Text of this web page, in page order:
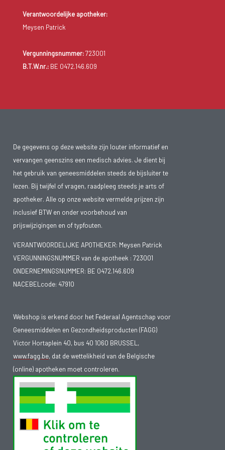
Verantwoordelijke apotheker:
Meysen Patrick
Vergunningsnummer:723001
B.T.W.nr.:BE 0472.146.609
De gegevens op deze website zijn louter informatief en
vervangen geenszins een medisch advies. Je dient bij
het gebruik van geneesmiddelen steeds de bijsluiter te
lezen. Bij twijfel of vragen, raadpleeg steeds je arts of
apotheker. Alle op onze website vermelde prijzen zijn
inclusief BTW en onder voorbehoud van
prijswijzigingen en of typfouten.
VERANTWOORDELIJKE APOTHEKER: Meysen Patrick
VERGUNNINGSNUMMER van de apotheek : 723001
ONDERNEMINGSNUMMER: BE 0472.146.609
NACEBELcode: 47910
Webshop is erkend door het Federaal Agentschap voor
Geneesmiddelen en Gezondheidsproducten (FAGG)
Victor Hortaplein 40, bus 40 1060 BRUSSEL,
www.fagg.be, dat de wettelikheid van de Belgische
(online) apotheken moet controleren.